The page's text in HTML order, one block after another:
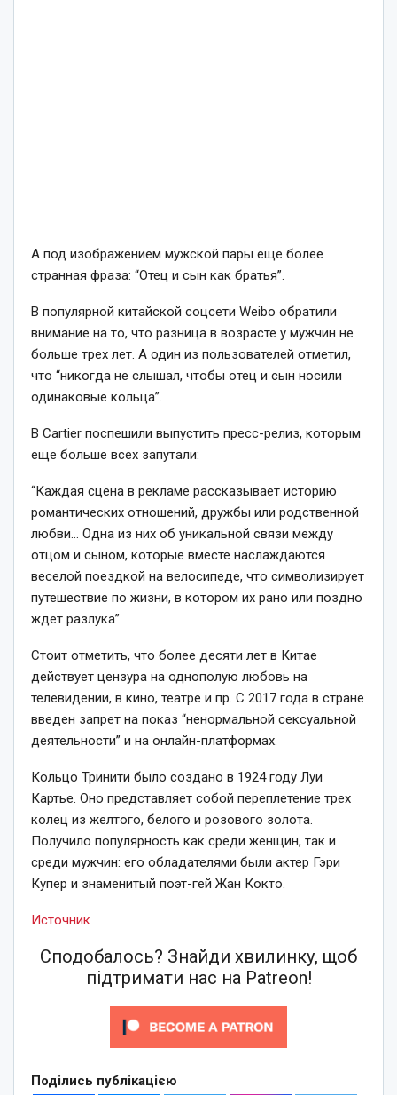
А под изображением мужской пары еще более
странная фраза: “Отец и сын как братья”.
В популярной китайской соцсети Weibo обратили
внимание на то, что разница в возрасте у мужчин не
больше трех лет. А один из пользователей отметил,
что “никогда не слышал, чтобы отец и сын носили
одинаковые кольца”.
В Cartier поспешили выпустить пресс-релиз, которым
еще больше всех запутали:
“Каждая сцена в рекламе рассказывает историю
романтических отношений, дружбы или родственной
любви… Одна из них об уникальной связи между
отцом и сыном, которые вместе наслаждаются
веселой поездкой на велосипеде, что символизирует
путешествие по жизни, в котором их рано или поздно
ждет разлука”.
Стоит отметить, что более десяти лет в Китае
действует цензура на однополую любовь на
телевидении, в кино, театре и пр. С 2017 года в стране
введен запрет на показ “ненормальной сексуальной
деятельности” и на онлайн-платформах.
Кольцо Тринити было создано в 1924 году Луи
Картье. Оно представляет собой переплетение трех
колец из желтого, белого и розового золота.
Получило популярность как среди женщин, так и
среди мужчин: его обладателями были актер Гэри
Купер и знаменитый поэт-гей Жан Кокто.
Источник
Сподобалось? Знайди хвилинку, щоб
підтримати нас на Patreon!
Поділись публікацією